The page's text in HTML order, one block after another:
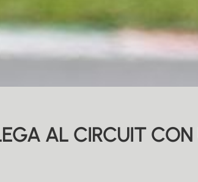
AL CIRCUIT CON